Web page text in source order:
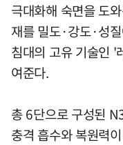
극대화해 숙면을 도
재를 밀도·강도·성
침대의 고유 기술인 '
여준다.
총 6단으로 구성된
충격 흡수와 복원력